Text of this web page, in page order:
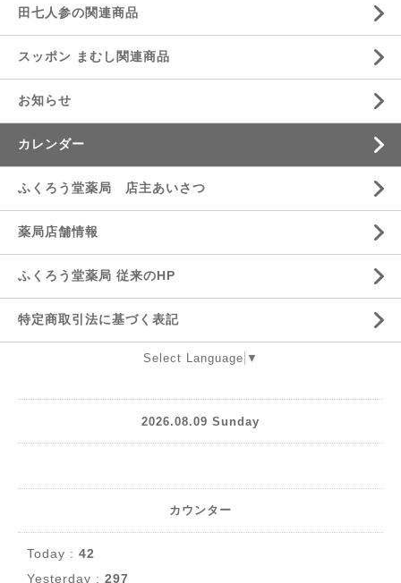
田七人参の関連商品
スッポン まむし関連商品
お知らせ
カレンダー
ふくろう堂薬局 店主あいさつ
薬局店舗情報
ふくろう堂薬局 従来のHP
特定商取引法に基づく表記
Select Language ▼
2026.08.09 Sunday
カウンター
Today : 42
Yesterday : 297